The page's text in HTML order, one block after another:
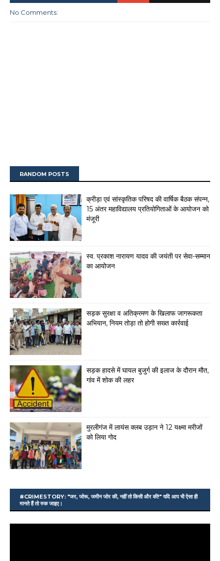
No Comments:
RANDOM POSTS
क्रीड़ा एवं सांस्कृतिक परिषद की वार्षिक बैठक संपन्न,
15 अंतर महाविद्यालय प्रतियोगिताओं के आयोजन को
मंजूरी
स्व. प्रकाश नारायण यादव की जयंती पर सेवा-सम्मान
का आयोजन
सड़क सुरक्षा व अतिक्रमण के खिलाफ जागरूकता
अभियान, नियम तोड़ा तो होगी सख्त कार्रवाई
सड़क हादसे में घायल बुजुर्ग की इलाज के दौरान मौत,
गांव में शोक की लहर
मुरलीगंज में लायंस क्लब उड़ान ने 12 यक्ष्मा मरीजों
को लिया गोद
#CRIMESTORY: "जर, जोरू, जमीन जोर की, नहीं तो किसी और की!" यदि आप भी ऐसा ही
मानते हैं तो रुक जाइए।